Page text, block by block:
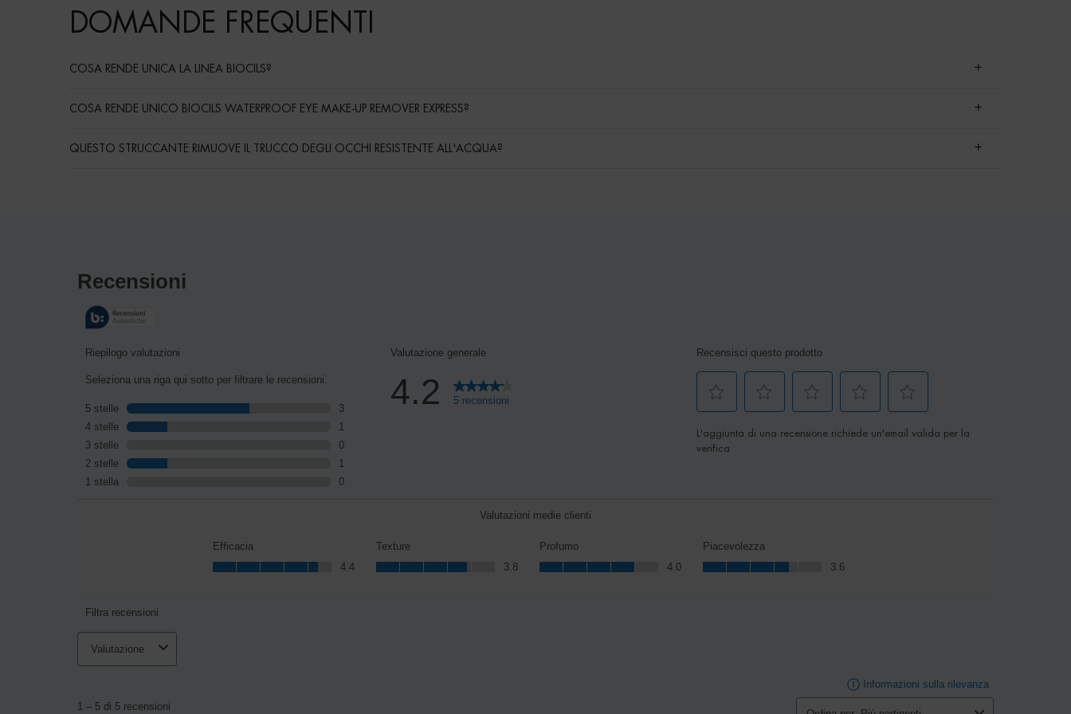
DOMANDE FREQUENTI
COSA RENDE UNICA LA LINEA BIOCILS?
COSA RENDE UNICO BIOCILS WATERPROOF EYE MAKE-UP REMOVER EXPRESS?
QUESTO STRUCCANTE RIMUOVE IL TRUCCO DEGLI OCCHI RESISTENTE ALL'ACQUA?